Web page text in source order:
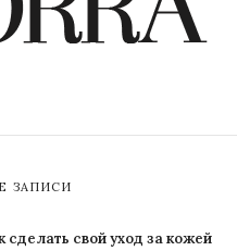
ЗАПИСИ
свой уход за кожей